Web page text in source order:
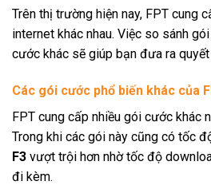
Trên thị trường hiện nay, FPT cung
internet khác nhau. Việc so sánh gói
cước khác sẽ giúp bạn đưa ra
Các gói cước phổ biến khác của
FPT cung cấp nhiều gói cước khác
Trong khi các gói này cũng có tốc
F3 vượt trội hơn nhờ tốc độ
đi kèm.